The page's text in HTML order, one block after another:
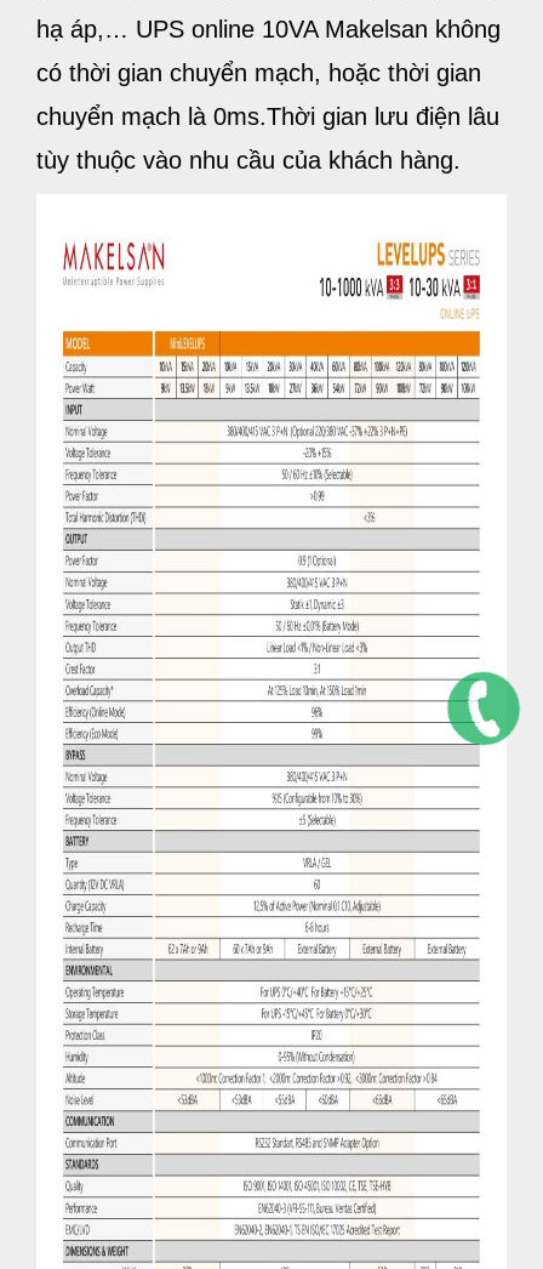
hạ áp,… UPS online 10VA Makelsan không
có thời gian chuyển mạch, hoặc thời gian
chuyển mạch là 0ms.Thời gian lưu điện lâu
tùy thuộc vào nhu cầu của khách hàng.